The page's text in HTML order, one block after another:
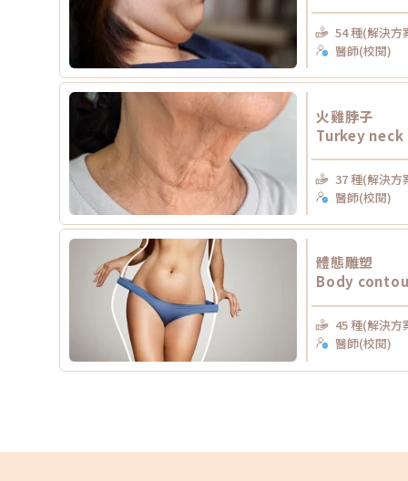
54 種(解決方
醫師(校閱)
火雞脖子
Turkey neck
37 種(解決方
醫師(校閱)
體態雕塑
Body
45 種(解決方
醫師(校閱)